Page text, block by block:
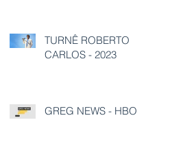
TURNÊ ROBERTO
CARLOS - 2023
GREG NEWS - HBO